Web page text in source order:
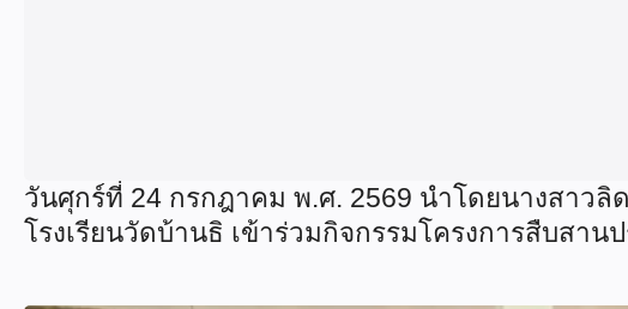
วันศุกร์ที่ 24 กรกฎาคม พ.ศ. 2569 นำโดยนางสาว
โรงเรียนวัดบ้านธิ เข้าร่วมกิจกรรมโครงการสืบสา